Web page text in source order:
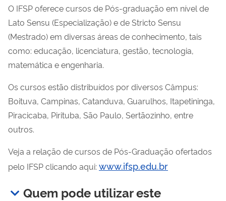
O IFSP oferece cursos de Pós-graduação em nível de
Lato Sensu (Especialização) e de Stricto Sensu
(Mestrado) em diversas áreas de conhecimento, tais
como: educação, licenciatura, gestão, tecnologia,
matemática e engenharia.
Os cursos estão distribuídos por diversos Câmpus:
Boituva, Campinas, Catanduva, Guarulhos, Itapetininga,
Piracicaba, Pirituba, São Paulo, Sertãozinho, entre
outros.
Veja a relação de cursos de Pós-Graduação ofertados
pelo IFSP clicando aqui: www.ifsp.edu.br
Quem pode utilizar este